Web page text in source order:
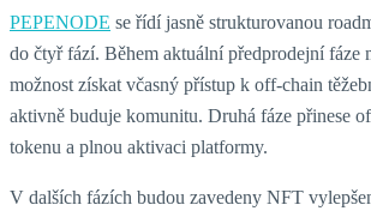
PEPENODE se řídí jasně strukturovanou
do čtyř fází. Během aktuální předprodejní fáze
možnost získat včasný přístup k off-chain
aktivně buduje komunitu. Druhá fáze přinese
tokenu a plnou aktivaci platformy.
V dalších fázích budou zavedeny NFT